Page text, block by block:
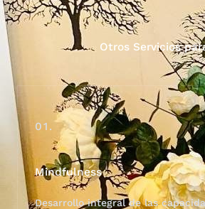
Otros Servicios
01.
Mindfulness
Desarrollo integral de las